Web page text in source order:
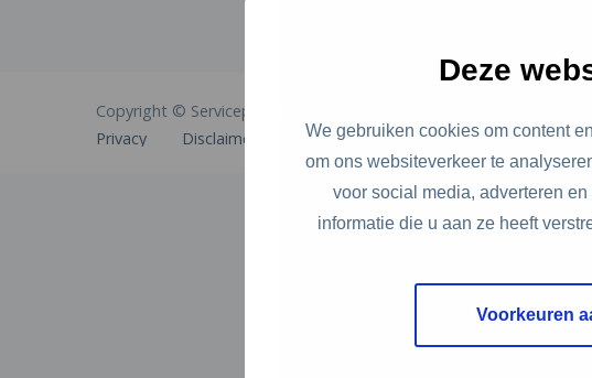
Deze
We gebruiken cookies om content
om ons websiteverkeer te
voor social media, adverteren
informatie die u aan ze heeft
Voorkeuren
Copyright © Servicepunt Circulair
Privacy
Disclaimer Cookies Toegankelijkheid